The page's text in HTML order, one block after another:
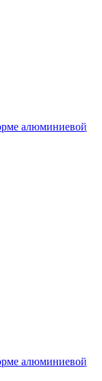
алюминиевой
алюминиевой